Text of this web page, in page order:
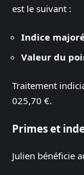
est le suivant :
Indice
Valeur du
Traitement
025,70 €.
Primes et
Julien bénéficie